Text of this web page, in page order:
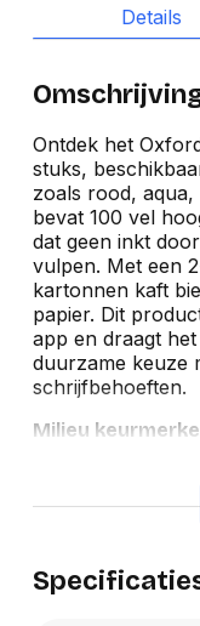
Details
Ontdek het
stuks,
zoals rood,
bevat 100 vel
dat geen inkt
vulpen. Met een
kartonnen kaft
papier. Dit
app en draagt
duurzame keuze
schrijfbehoeften.
Milieu